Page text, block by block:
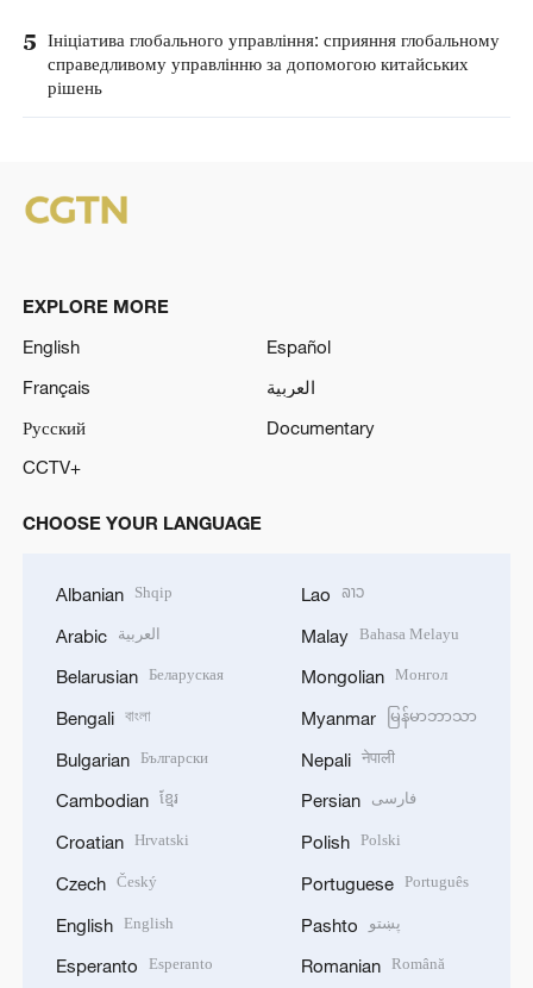
5 Ініціатива глобального управління: сприяння глобальному
справедливому управлінню за допомогою китайських
рішень
EXPLORE MORE
English
Español
Français
العربية
Русский
Documentary
CCTV+
CHOOSE YOUR LANGUAGE
Albanian Shqip
Arabic العربية
Belarusian Беларуская
Bengali বাংলা
Bulgarian Български
Cambodian ខ្មែរ
Croatian Hrvatski
Czech Český
English English
Esperanto Esperanto
Lao ລາວ
Malay Bahasa Melayu
Mongolian Монгол
Myanmar မြန်မာဘာသာ
Nepali नेपाली
Persian فارسی
Polish Polski
Portuguese Português
Pashto پښتو
Romanian Română